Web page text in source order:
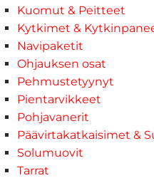
Kuomut & Peitteet
Kytkimet &
Navipaketit
Ohjauksen osat
Pehmustetyynyt
Pientarvikkeet
Pohjavanerit
Päävirtakatkaisimet &
Solumuovit
Tarrat